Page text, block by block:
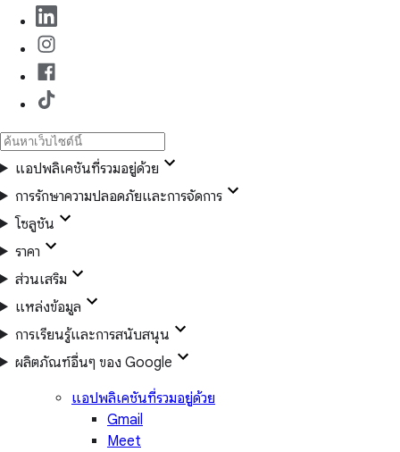
แอปพลิเคชันที่รวมอยู่ด้วย
การรักษาความปลอดภัยและการจัดการ
โซลูชัน
ราคา
ส่วนเสริม
แหล่งข้อมูล
การเรียนรู้และการสนับสนุน
ผลิตภัณฑ์อื่นๆ ของ Google
แอปพลิเคชันที่รวมอยู่ด้วย
Gmail
Meet